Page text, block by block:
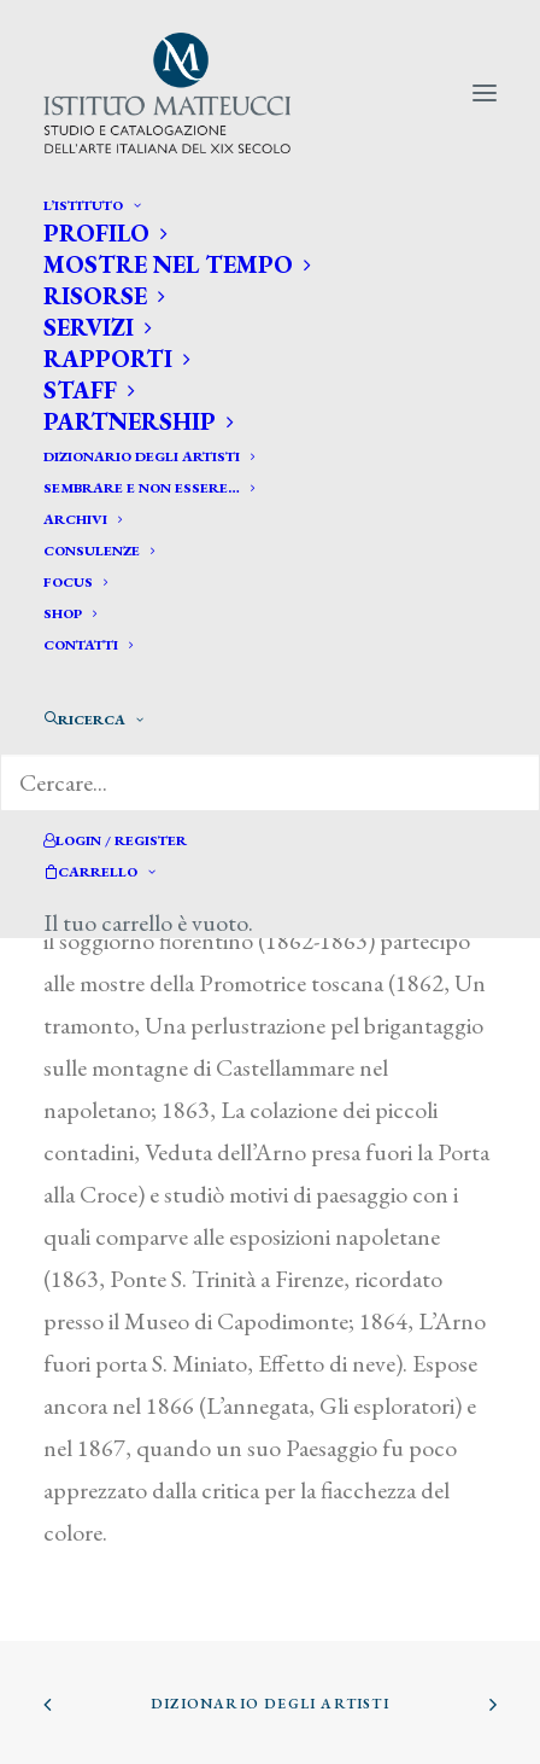
L’ISTITUTO
PROFILO
MOSTRE NEL TEMPO
RISORSE
SERVIZI
RAPPORTI
STAFF
PARTNERSHIP
DIZIONARIO DEGLI ARTISTI
SEMBRARE E NON ESSERE…
ARCHIVI
CONSULENZE
FOCUS
SHOP
CONTATTI
RICERCA
LOGIN / REGISTER
CARRELLO
Il tuo carrello è vuoto.
CERCA TRA GLI ARTISTI:
Search
for:
Stancampiano Vincenzo*
STANCAMPIANO VINCENZO
Studiò nell’Accademia di Napoli dove seguì i
regolarità alle mostre borboniche e nel 1855
il soggiorno fiorentino (1862-1863) partecipò
alle mostre della Promotrice toscana (1862, Un
tramonto, Una perlustrazione pel brigantaggio
sulle montagne di Castellammare nel
napoletano; 1863, La colazione dei piccoli
contadini, Veduta dell’Arno presa fuori la Porta
alla Croce) e studiò motivi di paesaggio con i
quali comparve alle esposizioni napoletane
(1863, Ponte S. Trinità a Firenze, ricordato
presso il Museo di Capodimonte; 1864, L’Arno
fuori porta S. Miniato, Effetto di neve). Espose
ancora nel 1866 (L’annegata, Gli esploratori) e
nel 1867, quando un suo Paesaggio fu poco
apprezzato dalla critica per la fiacchezza del
colore.
DIZIONARIO DEGLI ARTISTI